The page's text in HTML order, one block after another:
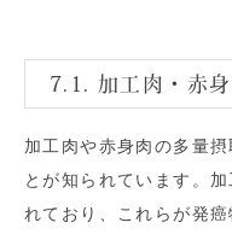
7.1. 加工肉・赤
加工肉や赤身肉の多量
とが知られています。
れており、これらが発